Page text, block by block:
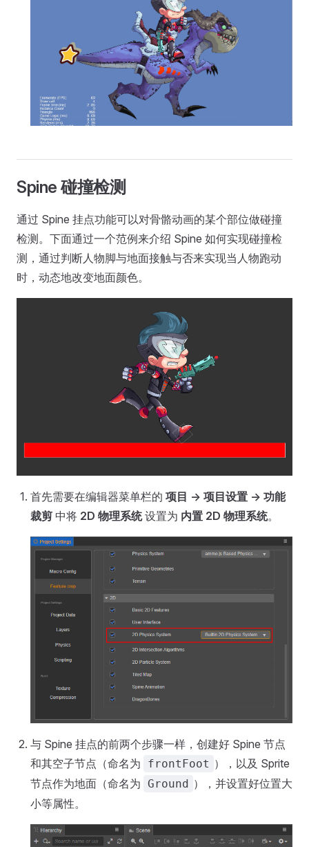
Spine 碰撞检测
通过 Spine 挂点功能可以对骨骼动画的某个部位做碰撞
检测。下面通过一个范例来介绍 Spine 如何实现碰撞检
测，通过判断人物脚与地面接触与否来实现当人物跑动
时，动态地改变地面颜色。
首先需要在编辑器菜单栏的 项目 -> 项目设置 -> 功能
裁剪 中将 2D 物理系统设置为 内置 2D 物理系统。
与 Spine 挂点的前两个步骤一样，创建好 Spine 节点
和其空子节点（命名为
frontFoot ），以及 Sprite
节点作为地面（命名为 Ground ），并设置好位置大
小等属性。